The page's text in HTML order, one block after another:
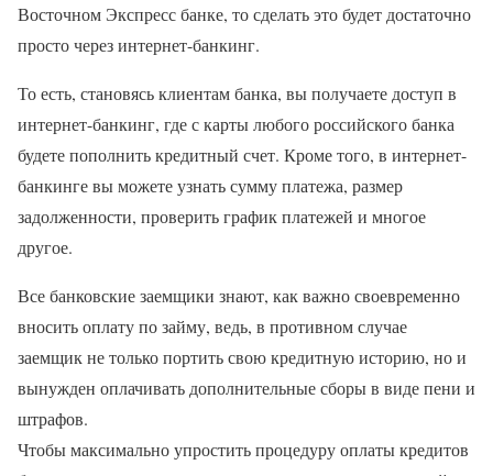
Восточном Экспресс банке, то сделать это будет достаточно
просто через интернет-банкинг.
То есть, становясь клиентам банка, вы получаете доступ в
интернет-банкинг, где с карты любого российского банка
будете пополнить кредитный счет. Кроме того, в интернет-
банкинге вы можете узнать сумму платежа, размер
задолженности, проверить график платежей и многое
другое.
Все банковские заемщики знают, как важно своевременно
вносить оплату по займу, ведь, в противном случае
заемщик не только портить свою кредитную историю, но и
вынужден оплачивать дополнительные сборы в виде пени и
штрафов.
Чтобы максимально упростить процедуру оплаты кредитов